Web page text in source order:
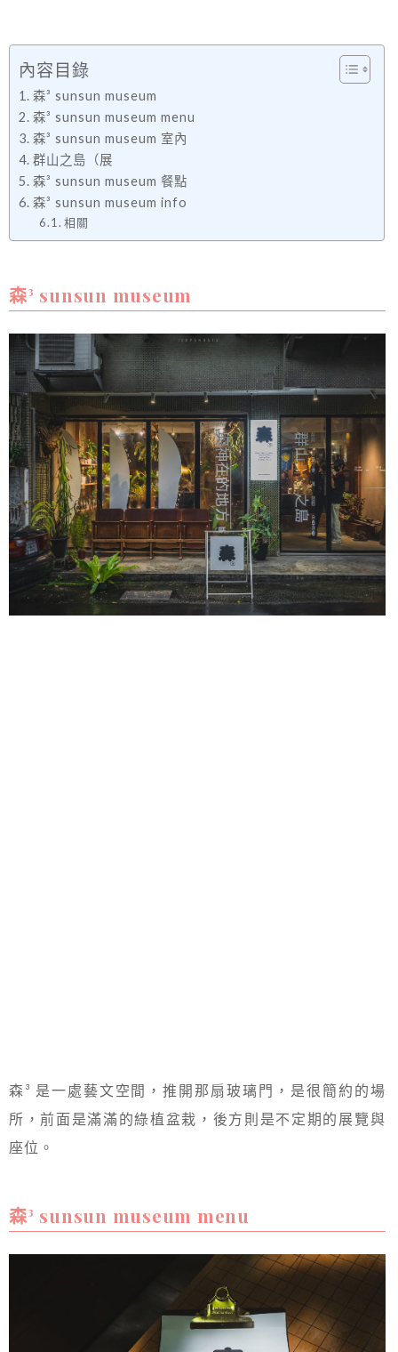
內容目錄
森³ sunsun museum
森³ sunsun museum menu
森³ sunsun museum 室內
群山之島（展
森³ sunsun museum 餐點
森³ sunsun museum info
相關
森³ sunsun museum
森³ 是一處藝文空間，推開那扇玻璃門，是很簡約的場
所，前面是滿滿的綠植盆栽，後方則是不定期的展覽與
座位。
森³ sunsun museum menu